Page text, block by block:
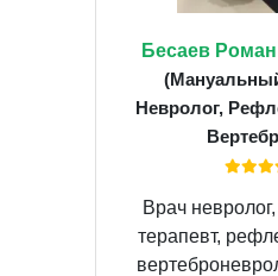
Бесаев
Невролог,
Врач
терапевт,